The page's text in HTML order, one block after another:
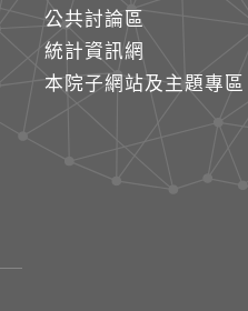
公共討論區
統計資訊網
本院子網站及主題專區